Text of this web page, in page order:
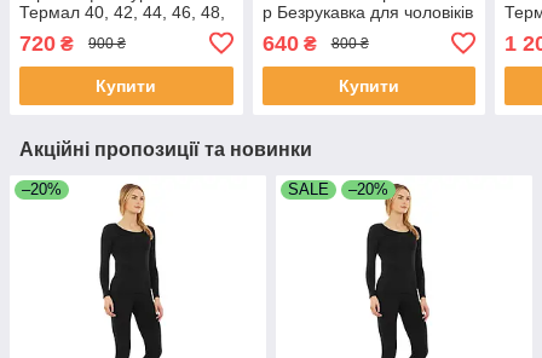
Термал 40, 42, 44, 46, 48,
720 ₴ 900 ₴
Купити
р Безрукавка для чоловіків
чоловіча Жилет утеплений
640₴ 800 ₴
Купити
1
Акційні пропозиції та новинки
–20% SALE –20%